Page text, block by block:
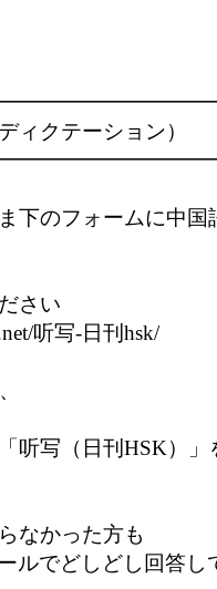
クテーション）
下のフォームに中国
さい
听写-日刊hsk/
听写（日刊HSK）」
なかった方も
ルでどしどし回答し